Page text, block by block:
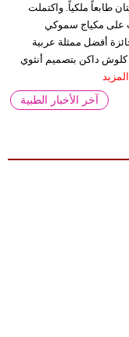
طابعاً ملكياً. واكتملت
على مكياج سموكي
أفضل ممثلة عربية
داكن بتصميم أنثوي
المزيد
آخر الأخبار الطبية